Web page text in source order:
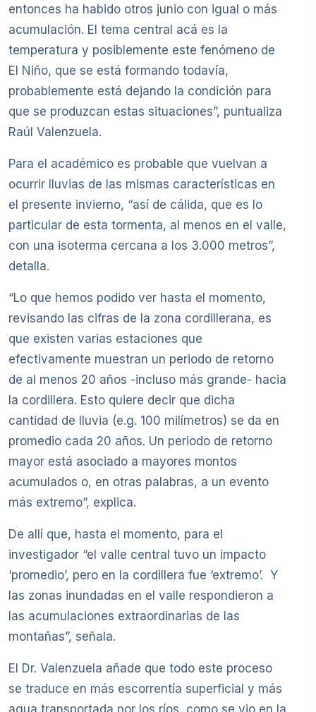
entonces ha habido otros junio con igual o más
acumulación. El tema central acá es la
temperatura y posiblemente este fenómeno de
El Niño, que se está formando todavía,
probablemente está dejando la condición para
que se produzcan estas situaciones”, puntualiza
Raúl Valenzuela.
Para el académico es probable que vuelvan a
ocurrir lluvias de las mismas características en
el presente invierno, “así de cálida, que es lo
particular de esta tormenta, al menos en el valle,
con una isoterma cercana a los 3.000 metros”,
detalla.
“Lo que hemos podido ver hasta el momento,
revisando las cifras de la zona cordillerana, es
que existen varias estaciones que
efectivamente muestran un periodo de retorno
de al menos 20 años -incluso más grande- hacia
la cordillera. Esto quiere decir que dicha
cantidad de lluvia (e.g. 100 milímetros) se da en
promedio cada 20 años. Un periodo de retorno
mayor está asociado a mayores montos
acumulados o, en otras palabras, a un evento
más extremo”, explica.
De allí que, hasta el momento, para el
investigador “el valle central tuvo un impacto
‘promedio’, pero en la cordillera fue ‘extremo’. Y
las zonas inundadas en el valle respondieron a
las acumulaciones extraordinarias de las
montañas”, señala.
El Dr. Valenzuela añade que todo este proceso
se traduce en más escorrentía superficial y más